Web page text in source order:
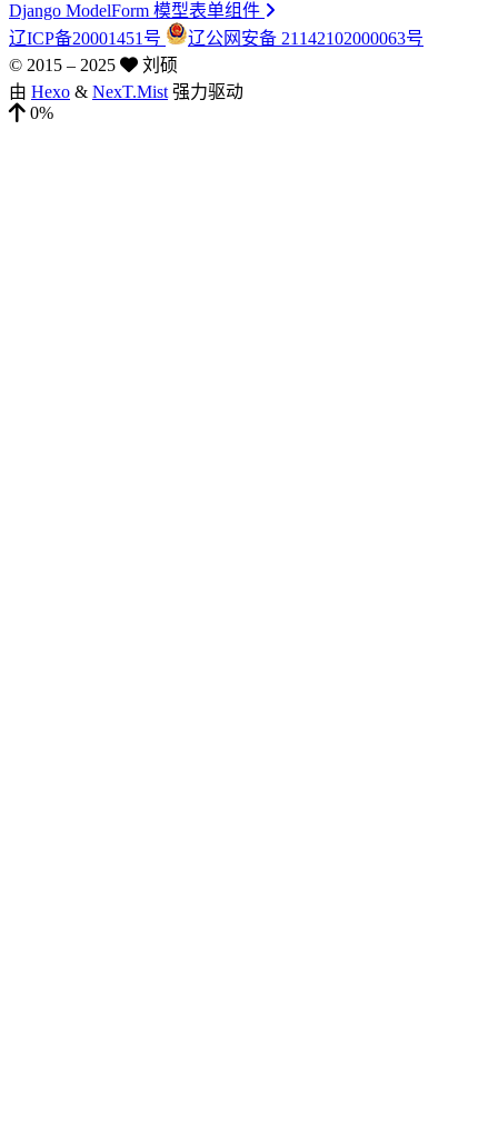
Django ModelForm 模型表单组件
辽ICP备20001451号
辽公网安备 21142102000063号
© 2015 – 2025
刘硕
由 Hexo & NexT.Mist 强力驱动
0%